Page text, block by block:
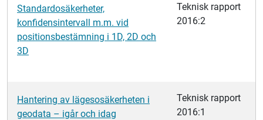
Standardosäkerheter,
konfidensintervall m.m. vid
positionsbestämning i 1D, 2D och
3D
Teknisk rapport
2016:2
Hantering av lägesosäkerheten i
geodata – igår och idag
Teknisk rapport
2016:1